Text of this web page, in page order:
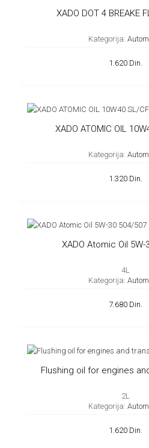
XADO DOT 4 BREAKE
Kategorija:
1.620 Din.
XADO ATOMIC OIL
Kategorija:
1.320 Din.
XADO Atomic Oil 5W-
4L
Kategorija:
7.680 Din.
Flushing oil for engines
2L
Kategorija:
1.620 Din.